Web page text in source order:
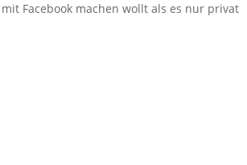
Facebook machen wollt als es nur privat